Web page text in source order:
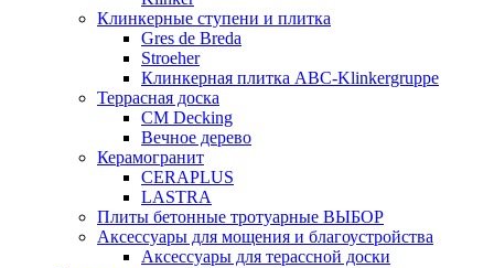
Клинкерные ступени и плитка
Gres de Breda
Stroeher
Клинкерная плитка ABC-Klinkergruppe
Террасная доска
CM Decking
Вечное дерево
Керамогранит
CERAPLUS
LASTRA
Плиты бетонные тротуарные ВЫБОР
Аксессуары для мощения и благоустройства
Аксессуары для терассной доски